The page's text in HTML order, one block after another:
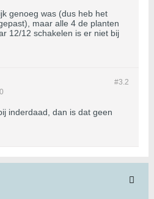
genoeg was (dus heb het
maar alle 4 de planten
12/12 schakelen is er niet bij
#3.2
inderdaad, dan is dat geen